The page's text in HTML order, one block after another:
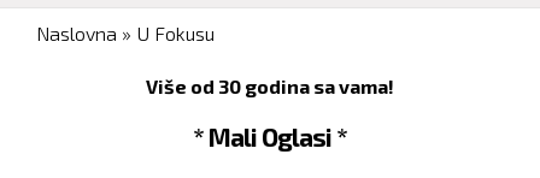
You are here
Naslovna » U Fokusu
Više od 30 godina sa vama!
* Mali Oglasi *